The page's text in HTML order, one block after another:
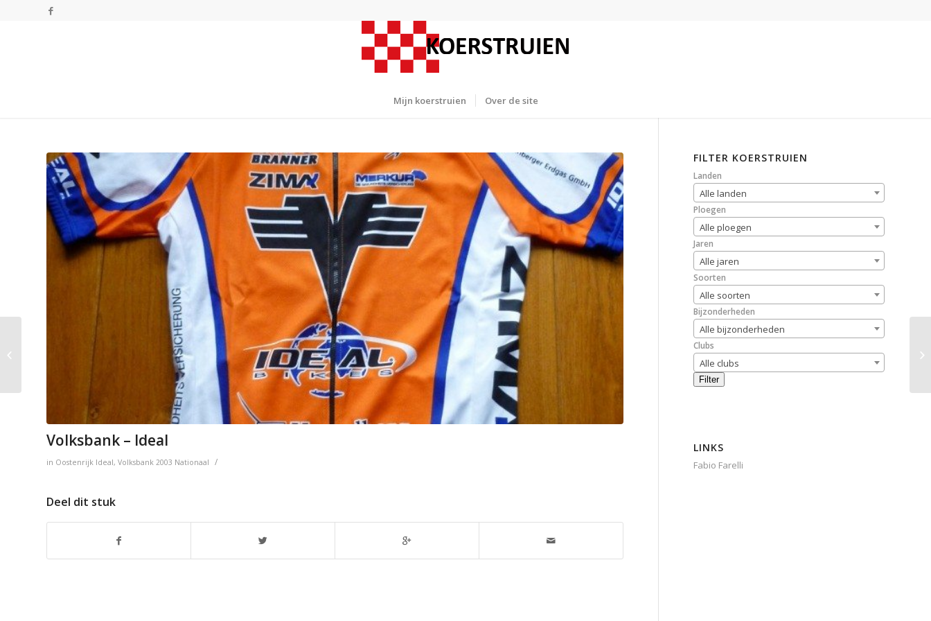
Mijn koerstruien Over de site
Volksbank – Ideal
in Oostenrijk Ideal, Volksbank 2003 Nationaal /
Deel dit stuk
FILTER KOERSTRUIEN
Landen
Alle landen
Ploegen
Alle ploegen
Jaren
Alle jaren
Soorten
Alle soorten
Bijzonderheden
Alle bijzonderheden
Clubs
Alle clubs
Filter
LINKS
Fabio Farelli